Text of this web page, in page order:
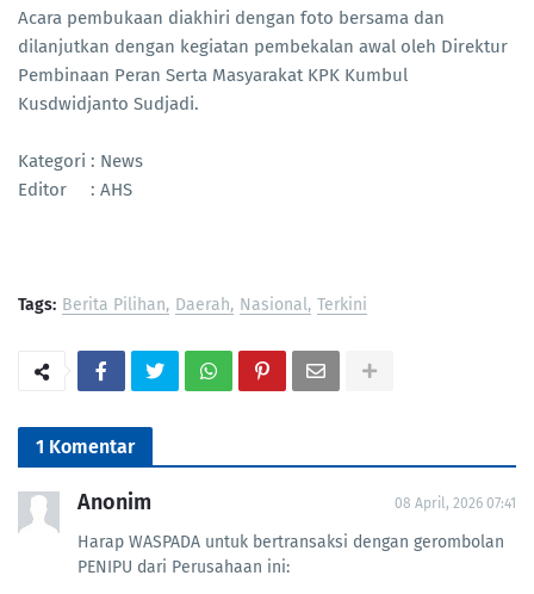
Acara pembukaan diakhiri dengan foto bersama dan
dilanjutkan dengan kegiatan pembekalan awal oleh Direktur
Pembinaan Peran Serta Masyarakat KPK Kumbul
Kusdwidjanto Sudjadi.
Kategori : News
Editor : AHS
Tags: Berita Pilihan Daerah Nasional Terkini
1 Komentar
Anonim 08 April, 2026 07:41
Harap WASPADA untuk bertransaksi dengan gerombolan
PENIPU dari Perusahaan ini: